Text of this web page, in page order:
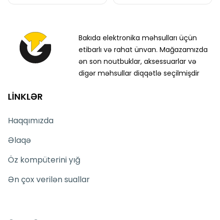
Bakıda elektronika məhsulları üçün
etibarlı və rahat ünvan. Mağazamızda
ən son noutbuklar, aksessuarlar və
digər məhsullar diqqətlə seçilmişdir
LİNKLƏR
Haqqımızda
Əlaqə
Öz kompüterini yığ
Ən çox verilən suallar